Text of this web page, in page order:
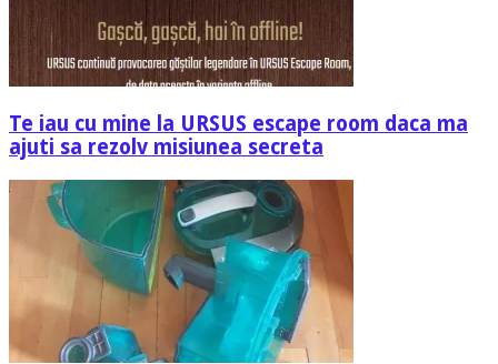
Te iau cu mine la URSUS escape room daca ma
ajuti sa rezolv misiunea secreta